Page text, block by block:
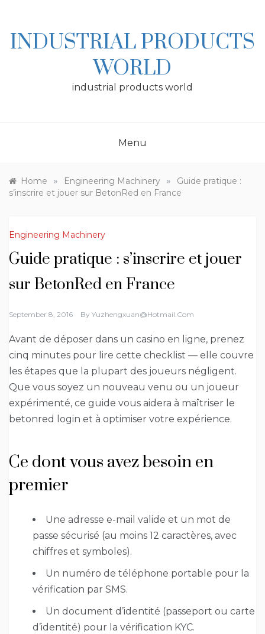
INDUSTRIAL PRODUCTS
WORLD
industrial products world
Menu
Home » Engineering Machinery »
Guide pratique :
s’inscrire et jouer sur BetonRed en France
Engineering Machinery
Guide pratique : s’inscrire et jouer
sur BetonRed en France
September 8, 2016 By Yuzhengxuan@hotmail.com
Avant de déposer dans un casino en ligne, prenez
cinq minutes pour lire cette checklist — elle couvre
les étapes que la plupart des joueurs négligent.
Que vous soyez un nouveau venu ou un joueur
expérimenté, ce guide vous aidera à maîtriser le
betonred login et à optimiser votre expérience.
Ce dont vous avez besoin en
premier
Une adresse e-mail valide et un mot de
passe sécurisé (au moins 12 caractères, avec
chiffres et symboles).
Un numéro de téléphone portable pour la
vérification par SMS.
Un document d’identité (passeport ou carte
d’identité) pour la vérification KYC.